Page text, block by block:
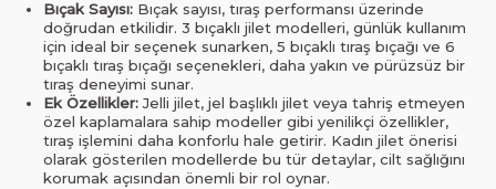
Bıçak Sayısı: Bıçak sayısı, tıraş performansı üzerinde
doğrudan etkilidir. 3 bıçaklı jilet modelleri, günlük kullanım
için ideal bir seçenek sunarken, 5 bıçaklı tıraş bıçağı ve 6
bıçaklı tıraş bıçağı seçenekleri, daha yakın ve pürüzsüz bir
tıraş deneyimi sunar.
Ek Özellikler:Jelli jilet, jel başlıklı jilet veya tahriş etmeyen
özel kaplamalara sahip modeller gibi yenilikçi özellikler,
tıraş işlemini daha konforlu hale getirir. Kadın jilet önerisi
olarak gösterilen modellerde bu tür detaylar, cilt sağlığını
korumak açısından önemli bir rol oynar.